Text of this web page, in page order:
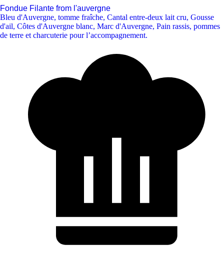
Fondue Filante from l'auvergne
Bleu d'Auvergne, tomme fraîche, Cantal entre-deux lait cru, Gousse
d'ail, Côtes d'Auvergne blanc, Marc d'Auvergne, Pain rassis, pommes
de terre et charcuterie pour l’accompagnement.